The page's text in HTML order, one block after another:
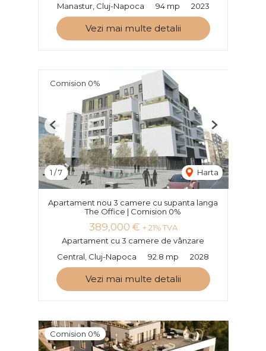
Manastur, Cluj-Napoca
94 mp 2023
Vezi mai multe detalii
Comision 0%
1 /7 Harta
Previous Next
Apartament nou 3 camere cu supanta langa
The Office | Comision 0%
389,000 € + 21% TVA
Apartament cu 3 camere de vânzare
Central, Cluj-Napoca
92.8 mp 2028
Vezi mai multe detalii
Comision 0%